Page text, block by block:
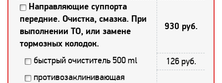
Направляющие суппорта
передние. Очистка, смазка. При
выполнении ТО, или замене
тормозных колодок.
930 руб.
быстрый очиститель 500 ml
126 руб.
противозаклинивающая